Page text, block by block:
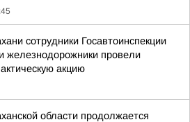
сотрудники Госавтоинспекции
железнодорожники провели
акцию
области продолжается